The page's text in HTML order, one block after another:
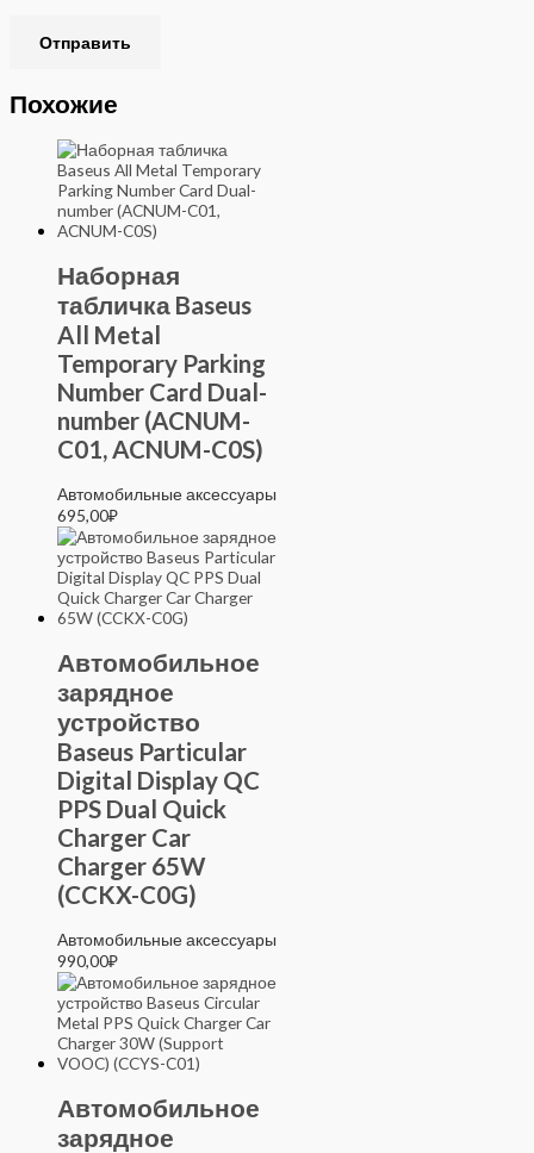
Похожие
Наборная
табличка Baseus
All Metal
Temporary Parking
Number Card Dual-
number (ACNUM-
C01, ACNUM-C0S)
Автомобильные аксессуары
695,00₽
Автомобильное
зарядное
устройство
Baseus Particular
Digital Display QC
PPS Dual Quick
Charger Car
Charger 65W
(CCKX-C0G)
Автомобильные аксессуары
990,00₽
Автомобильное
зарядное